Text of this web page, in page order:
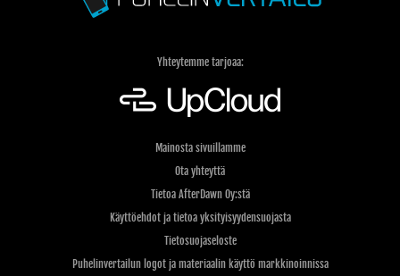
Yhteytemme tarjoaa:
Mainosta sivuillamme
Ota yhteyttä
Tietoa AfterDawn Oy:stä
Käyttöehdot ja tietoa yksityisyydensuojasta
Tietosuojaseloste
Puhelinvertailun logot ja materiaalin käyttö markkinoinnissa